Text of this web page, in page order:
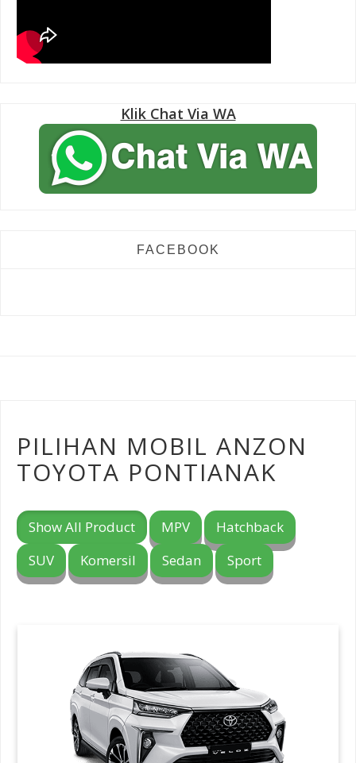
Klik Chat Via WA
FACEBOOK
PILIHAN MOBIL ANZON
TOYOTA PONTIANAK
Show All Product MPV
Hatchback
SUV
Komersil Sedan Sport